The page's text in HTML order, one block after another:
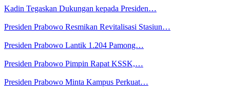
Kadin Tegaskan Dukungan kepada Presiden…
Presiden Prabowo Resmikan Revitalisasi Stasiun…
Presiden Prabowo Lantik 1.204 Pamong…
Presiden Prabowo Pimpin Rapat KSSK,…
Presiden Prabowo Minta Kampus Perkuat…